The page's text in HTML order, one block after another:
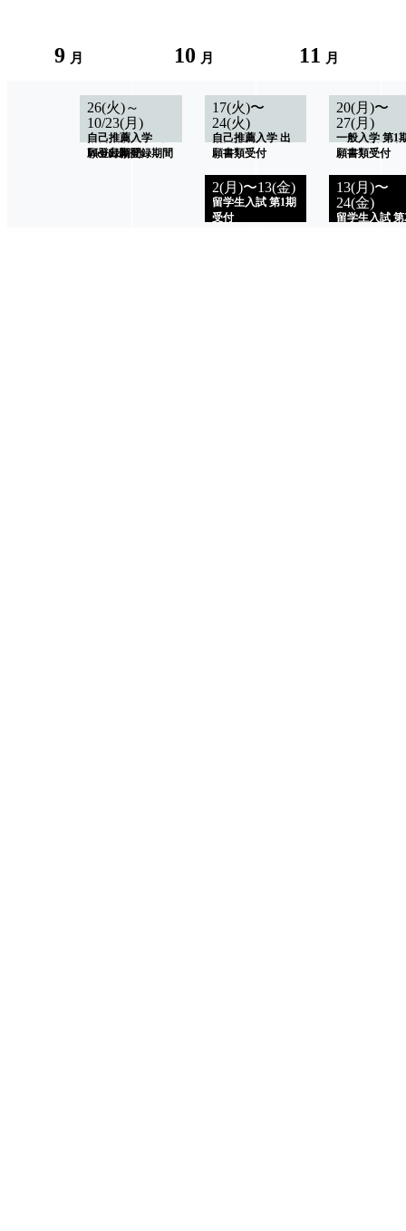
9 月
11(月)～
10/5(木)
推薦入学 Web出
願登録期間
26(火)～
10/23(月)
自己推薦入学
Web出願登録期間
10 月
2(月)〜6(金)
推薦入学 出願書
類受付
17(火)〜
24(火)
自己推薦入学 出
願書類受付
2(月)〜13(金)
留学生入試 第1期
受付
11 月
1(水)〜25(
一般入学 第1
Web出願登録
20(月)〜
27(月)
一般入学 第1
願書類受付
13(月)〜
24(金)
留学生入試